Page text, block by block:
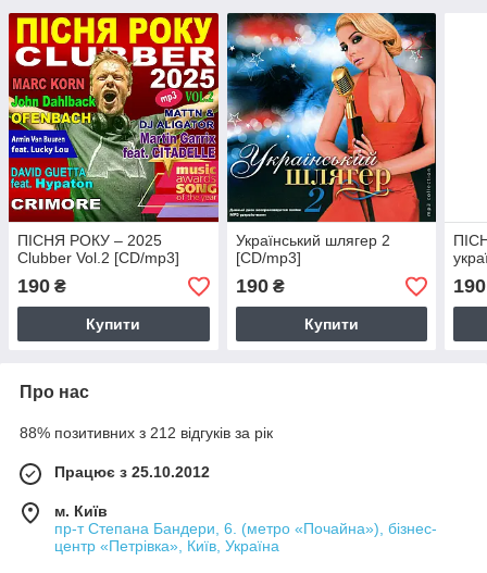
ПІСНЯ РОКУ – 2025
Clubber Vol.2 [CD/mp3]
190 ₴
Купити
Український шлягер 2
[CD/mp3]
190₴
Купити
190
Про нас
88% позитивних з 212 відгуків за рік
Працює з 25.10.2012
м. Київ
пр-т Степана Бандери, 6. (метро «Почайна»), бізнес-
центр «Петрівка», Київ, Україна